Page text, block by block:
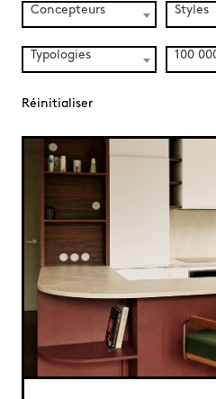
Concepteurs Styles
Typologies
Réinitialiser